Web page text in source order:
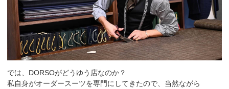
では、DORSOがどうゆう店なのか？
私自身がオーダースーツを専門にしてきたので、当然ながら